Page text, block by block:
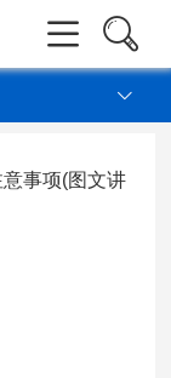
事项(图文讲